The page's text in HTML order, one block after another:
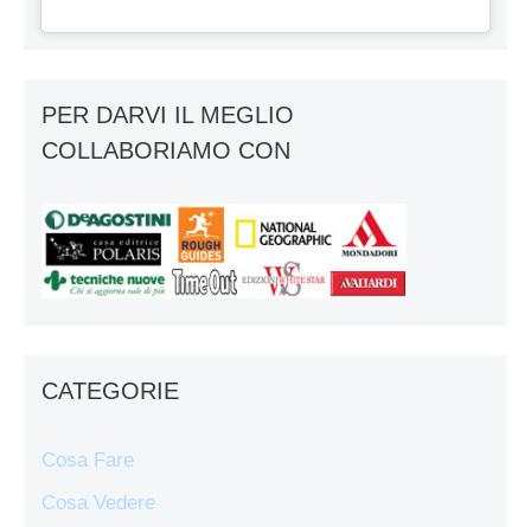
PER DARVI IL MEGLIO
COLLABORIAMO CON
CATEGORIE
Cosa Fare
Cosa Vedere